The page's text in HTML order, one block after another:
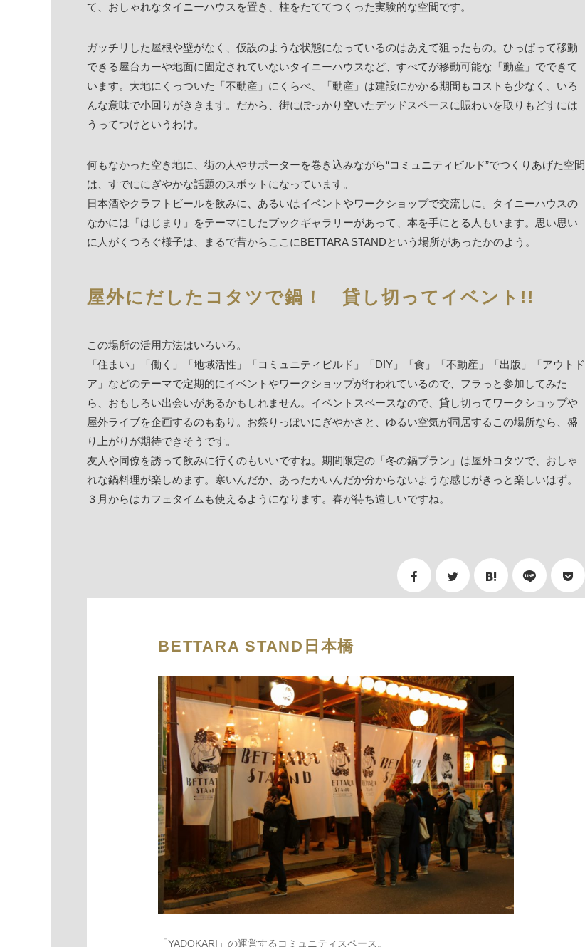
て、おしゃれなタイニーハウスを置き、柱をたててつくった実験的な空間です。
ガッチリした屋根や壁がなく、仮設のような状態になっているのはあえて狙ったもの。ひっぱって移動
できる屋台カーや地面に固定されていないタイニーハウスなど、すべてが移動可能な「動産」でできて
います。大地にくっついた「不動産」にくらべ、「動産」は建設にかかる期間もコストも少なく、いろ
んな意味で小回りがききます。だから、街にぽっかり空いたデッドスペースに賑わいを取りもどすには
うってつけというわけ。
何もなかった空き地に、街の人やサポーターを巻き込みながら“コミュニティビルド”でつくりあげた空間
は、すでににぎやかな話題のスポットになっています。
日本酒やクラフトビールを飲みに、あるいはイベントやワークショップで交流しに。タイニーハウスの
なかには「はじまり」をテーマにしたブックギャラリーがあって、本を手にとる人もいます。思い思い
に人がくつろぐ様子は、まるで昔からここにBETTARA STANDという場所があったかのよう。
屋外にだしたコタツで鍋！ 貸し切ってイベント!!
この場所の活用方法はいろいろ。
「住まい」「働く」「地域活性」「コミュニティビルド」「DIY」「食」「不動産」「出版」「アウトド
ア」などのテーマで定期的にイベントやワークショップが行われているので、フラっと参加してみた
ら、おもしろい出会いがあるかもしれません。イベントスペースなので、貸し切ってワークショップや
屋外ライブを企画するのもあり。お祭りっぽいにぎやかさと、ゆるい空気が同居するこの場所なら、盛
り上がりが期待できそうです。
友人や同僚を誘って飲みに行くのもいいですね。期間限定の「冬の鍋プラン」は屋外コタツで、おしゃ
れな鍋料理が楽しめます。寒いんだか、あったかいんだか分からないような感じがきっと楽しいはず。
３月からはカフェタイムも使えるようになります。春が待ち遠しいですね。
BETTARA STAND日本橋
「YADOKARI」の運営するコミュニティスペース。